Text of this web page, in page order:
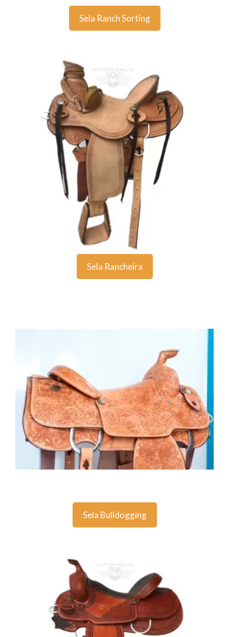
Sela Ranch Sorting
Sela Rancheira
Sela Bulldogging